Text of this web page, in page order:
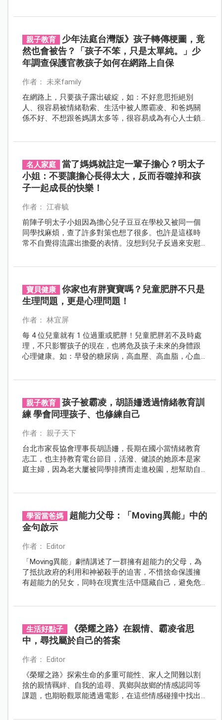
親子教育
少年法庭台灣版》孩子轉傳梗圖，竟
然也會被告？「孩子不笨，只是太單純。」少
年調查保護官教孩子如何在網路上自保
作者： 未來family
在網路上，只要孩子露出破綻，如：不好意思拒絕別
人、很容易被情緒勒索、生活中被人際霸凌、和爸媽關
係不好、不想跟爸媽講太多等，很容易成為有心人士鎖
名人家庭
當了媽媽就註定一輩子擔心？明太子
小姐：不要讓擔心長得太大，反而吞噬掉和孩
子一起成長的快樂！
作者： 江睿毓
前陣子明太子小姐因為擔心兒子豆豆在學校又被同一個
同學找麻煩，查了許多對策也想了很多。也許是這樣時
常不自覺得流露出擔憂的表情。沒想到兒子反過來安慰
寶貝健康
你家也有胖寶寶嗎？兒童肥胖不只是
生理問題，更是心理問題！
作者： 林宜屏
每 4 位兒童就有 1 位過重或肥胖！兒童肥胖若不及時處
理，不只影響孩子的現在，也將危及孩子未來的身體跟
心理健康。如：早發的糖尿病，高血壓、高血脂，心血
親子教育
孩子被霸凌，胡語姍透過情緒教育訓
練 學會同理孩子、也修練自己
作者： 親子天下
台北市家長協會理事長胡語姍，長期在國小當情緒教育
志工，也主持教育電台節目，活潑、健談的她原本是家
庭主婦，因為老大屢被同學排擠而走進校園，想幫助自
學習當爸媽
超能力父母：「Moving異能」中的
金句啟示
作者： Editor
「Moving異能」劇情講述了一群擁有超能力的父母，為
了抵抗政府的利用和神祕殺手的迫害，不惜捨命保護擁
有超能力的兒女，同時在現實生活中隱藏自己，避免危
生活好點子
《榮耀之路》在親情、霸凌省思
中，尋找屬於自己的答案
作者： Editor
《榮耀之路》探索生命的多重可能性、家人之間難以割
捨的親情羈絆、自我的追尋、異鄉與故鄉的情感認同等
課題，也期盼觀眾能透過電影，在這些情感碰撞中找出